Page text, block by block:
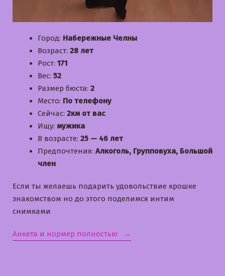
Город: Набережные Челны
Возраст: 28 лет
Рост: 171
Вес: 52
Размер бюста: 2
Место: По телефону
Сейчас: 2км от вас
Ищу: мужика
В возрасте: 25 — 46 лет
Предпочтения: Алкоголь, Групповуха, Большой
член
Если ты желаешь подарить удовольствие крошке
знакомством но до этого поделимся интим
снимками
Анкета и нормер полностью «Кристина»